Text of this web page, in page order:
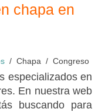
chapa en
Chapa Congreso
especializados en
En nuestra web
buscando para